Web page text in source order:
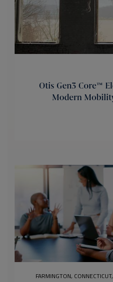
Otis Gen3 Core™
Modern
FARMINGTON,